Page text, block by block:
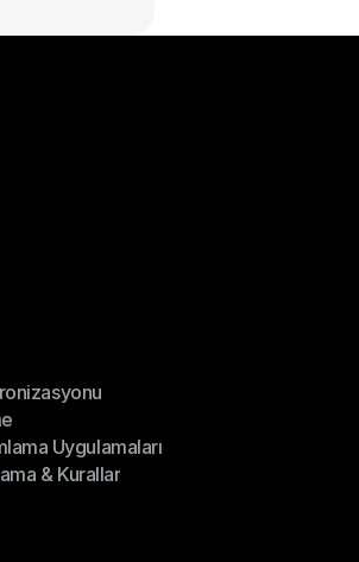
Uygulamaları
Uygulamaları
& Kurallar